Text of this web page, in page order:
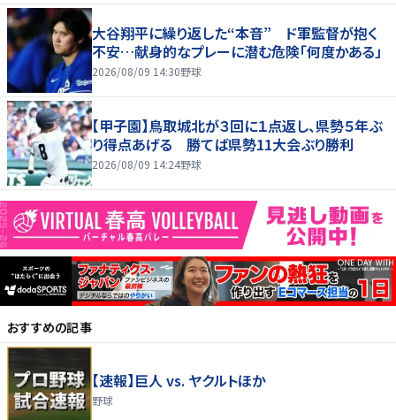
大谷翔平に繰り返した“本音” ド軍監督が抱く
不安…献身的なプレーに潜む危険「何度かある」
2026/08/09 14:30野球
【甲子園】鳥取城北が３回に１点返し、県勢５年ぶ
り得点あげる 勝てば県勢11大会ぶり勝利
2026/08/09 14:24野球
おすすめの記事
【速報】巨人 vs. ヤクルトほか
野球